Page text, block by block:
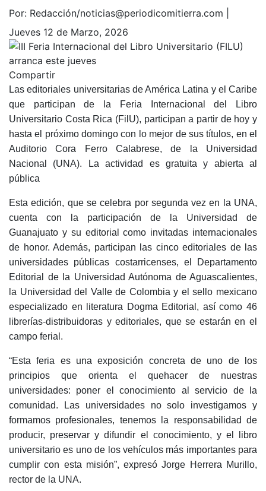
Por: Redacción/noticias@periodicomitierra.com |
Jueves 12 de Marzo, 2026
Compartir
Las editoriales universitarias de América Latina y el Caribe
que participan de la Feria Internacional del Libro
Universitario Costa Rica (FilU), participan a partir de hoy y
hasta el próximo domingo con lo mejor de sus títulos, en el
Auditorio Cora Ferro Calabrese, de la Universidad
Nacional (UNA). La actividad es gratuita y abierta al
pública
Esta edición, que se celebra por segunda vez en la UNA,
cuenta con la participación de la Universidad de
Guanajuato y su editorial como invitadas internacionales
de honor. Además, participan las cinco editoriales de las
universidades públicas costarricenses, el Departamento
Editorial de la Universidad Autónoma de Aguascalientes,
la Universidad del Valle de Colombia y el sello mexicano
especializado en literatura Dogma Editorial, así como 46
librerías-distribuidoras y editoriales, que se estarán en el
campo ferial.
“Esta feria es una exposición concreta de uno de los
principios que orienta el quehacer de nuestras
universidades: poner el conocimiento al servicio de la
comunidad. Las universidades no solo investigamos y
formamos profesionales, tenemos la responsabilidad de
producir, preservar y difundir el conocimiento, y el libro
universitario es uno de los vehículos más importantes para
cumplir con esta misión”, expresó Jorge Herrera Murillo,
rector de la UNA.